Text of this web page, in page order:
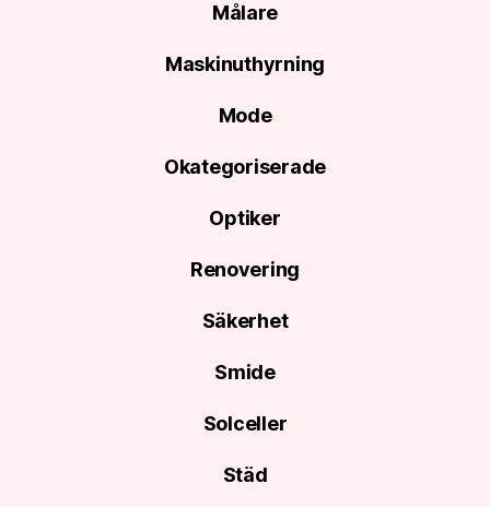
Målare
Maskinuthyrning
Mode
Okategoriserade
Optiker
Renovering
Säkerhet
Smide
Solceller
Städ